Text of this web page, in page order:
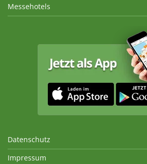
Messehotels
Datenschutz
Impressum